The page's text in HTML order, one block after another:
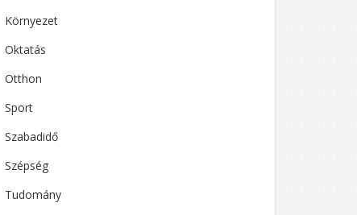
Környezet
Oktatás
Otthon
Sport
Szabadidő
Szépség
Tudomány